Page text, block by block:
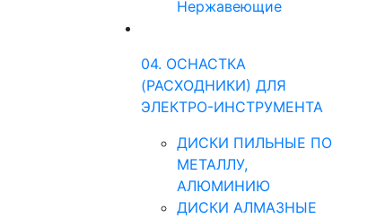
Нержавеющие
04. ОСНАСТКА
(РАСХОДНИКИ) ДЛЯ
ЭЛЕКТРО-ИНСТРУМЕНТА
ДИСКИ ПИЛЬНЫЕ ПО
МЕТАЛЛУ,
АЛЮМИНИЮ
ДИСКИ АЛМАЗНЫЕ